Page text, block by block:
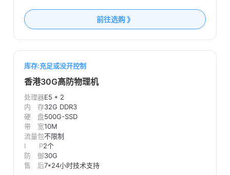
前往选购 》
库存:充足或没开控制
香港30G高防物理机
处理器E5 * 2
内 存32G DDR3
硬 盘500G-SSD
带 宽10M
流量包不限制
I P2个
防 御30G
售 后7*24小时技术支持